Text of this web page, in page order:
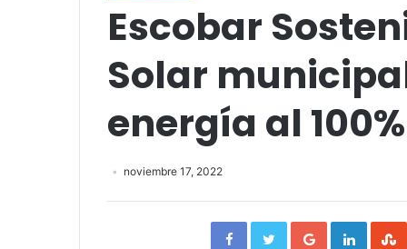
Escobar
Solar
energía al
noviembre 17, 2022
FacebookTwitterGoogle+